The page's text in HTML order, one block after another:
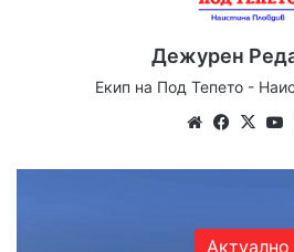
Дежурен
Екип на Под Тепето -
We
te
Fa
bo
X
Актуално